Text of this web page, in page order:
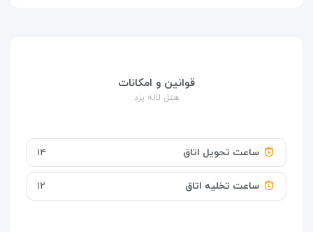
قوانین و امکانات
هتل لاله یزد
ساعت تحویل اتاق ۱۴
ساعت تخلیه اتاق ۱۲